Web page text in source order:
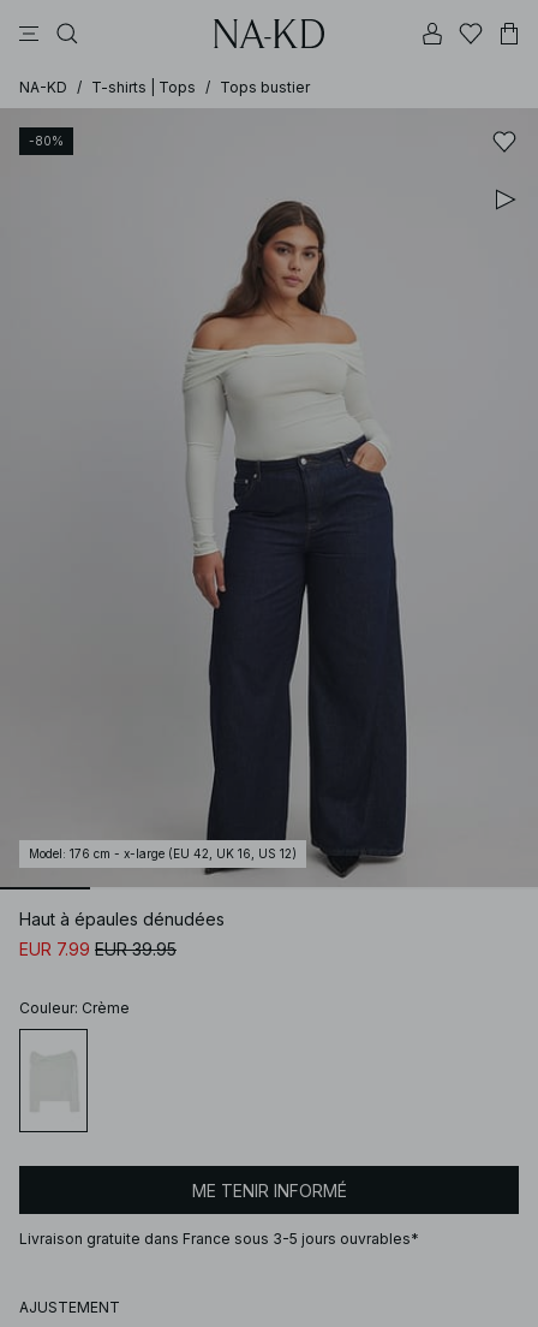
NA-KD / T-shirts | Tops / Tops bustier
-80%
Model : 176 cm - x-large (EU 42, UK 16, US 12)
Haut à épaules dénudées
EUR 7.99 EUR 39.95
Couleur: Crème
ME TENIR INFORMÉ
Livraison gratuite dans France sous 3-5 jours ouvrables*
AJUSTEMENT